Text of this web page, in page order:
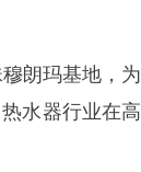
朗玛基地，为
水器行业在高